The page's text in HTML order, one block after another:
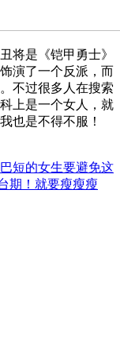
将是《铠甲勇士》
演了一个反派，而
不过很多人在搜索
上是一个女人，就
也是不得不服！
短的女生要避免这
期！就要瘦瘦瘦